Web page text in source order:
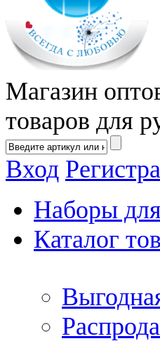
Магазин
товаров для
Вход
Наборы
Каталог